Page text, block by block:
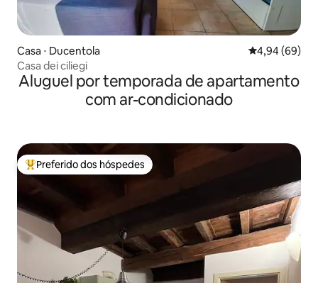
Casa ⋅ Ducentola 4,94 de uma
4,94 (69)
Casa dei ciliegi
Aluguel por temporada de apartamento
com ar-condicionado
Entre os melhores preferidos dos hóspedes
Preferido dos hóspedes